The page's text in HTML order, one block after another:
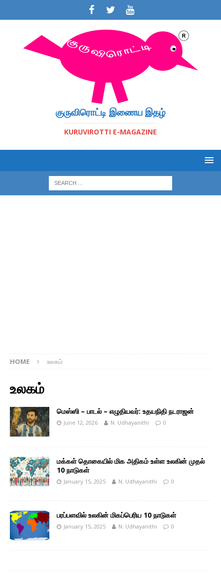
குருவிரொட்டி இணைய இதழ்
KURUVIROTTI E-MAGAZINE
HOME உலகம்
உலகம்
மெஸ்ஸி – பாடல் – எழுதியவர்: உதயநிதி நடராஜன்
June 12, 2026 N. Udhayanithi 0
மக்கள் தொகையில் மிக அதிகம் உள்ள உலகின் முதல்
10 நாடுகள்
January 15, 2025 N. Udhayanithi 0
பரப்பளவில் உலகின் மிகப்பெரிய 10 நாடுகள்
January 15, 2025 N. Udhayanithi 0